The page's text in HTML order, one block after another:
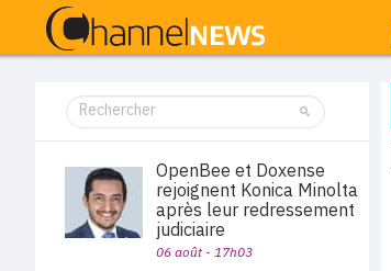
OpenBee et Doxense
rejoignent Konica Minolta
après leur redressement
judiciaire
06 août - 17h03